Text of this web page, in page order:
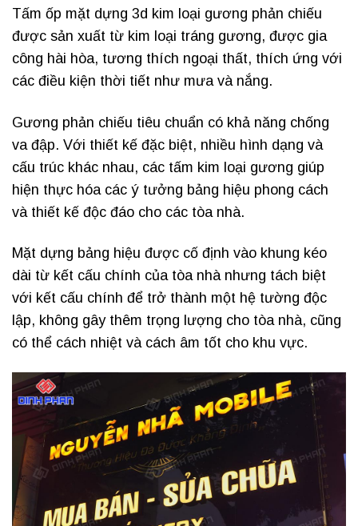
Tấm ốp mặt dựng 3d kim loại gương phản chiếu
được sản xuất từ ​​kim loại tráng gương, được gia
công hài hòa, tương thích ngoại thất, thích ứng với
các điều kiện thời tiết như mưa và nắng.
Gương phản chiếu tiêu chuẩn có khả năng chống
va đập. Với thiết kế đặc biệt, nhiều hình dạng và
cấu trúc khác nhau, các tấm kim loại gương giúp
hiện thực hóa các ý tưởng bảng hiệu phong cách
và thiết kế độc đáo cho các tòa nhà.
Mặt dựng bảng hiệu được cố định vào khung kéo
dài từ kết cấu chính của tòa nhà nhưng tách biệt
với kết cấu chính để trở thành một hệ tường độc
lập, không gây thêm trọng lượng cho tòa nhà, cũng
có thể cách nhiệt và cách âm tốt cho khu vực.